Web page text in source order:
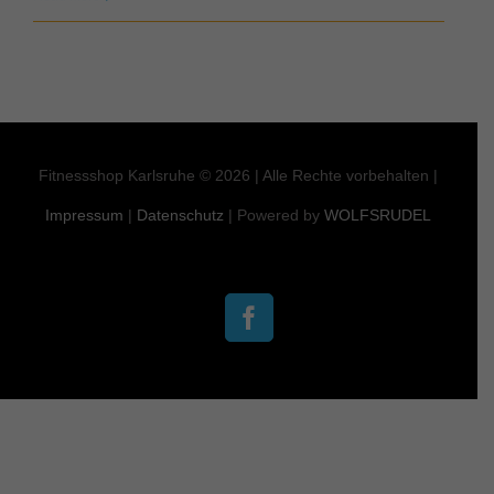
Fitnessshop Karlsruhe © 2026 | Alle Rechte vorbehalten |
Impressum | Datenschutz | Powered byWOLFSRUDEL